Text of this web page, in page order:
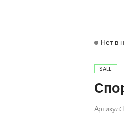
Нет в
SALE
Артикул: